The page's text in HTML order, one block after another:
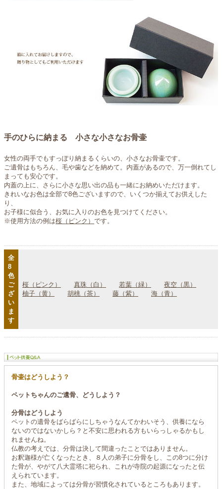
手のひらに納まる 小さな小さなお骨壷
女性の両手でもすっぽり納まるくらいの、小さなお骨壷です。
ご遺骨はもちろん、毛や歯などを納めて。内蓋があるので、万一倒れてし
まっても安心です。
内蓋の上に、さらに小さな思い出の品も一緒にお納めいただけます。
きれいなお色は全部で8色ございますので、いくつか揃えてお供えした
り、
お子様に似合う、お気に入りのお色を見つけてください。
※使用方法の例は桜（ピンク） です。
全
8
色
ご
ざ
い
ま
す
桜（ピンク） 真珠（白） 若葉（緑）
夜空（黒）
柚子（黄）
胡桃（茶） 藤（紫） 海（青）
骨壷はどうしよう？
ペットちゃんのご遺骨、どうしよう？
分骨はどうしよう
ペットの遺骨をばらばらにしちゃうなんてかわいそう、供養になら
ないのではないかしら？と不安に思われる方もいらっしゃるかもし
れませんね。
仏教の考えでは、分骨は決して間違ったことではありません。
お釈迦様が亡くなったとき、８人の弟子に分骨をし、この8つに分け
た骨が、やがて八大霊塔に祀られ、これが寺院の起源になったと伝
えられています。
また、地域によっては分骨が習慣化されているところもあります。